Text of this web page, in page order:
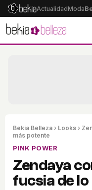
ActualidadModa
Bekia Belleza › Looks ›
más potente
PINK POWER
Zendaya
fucsia de